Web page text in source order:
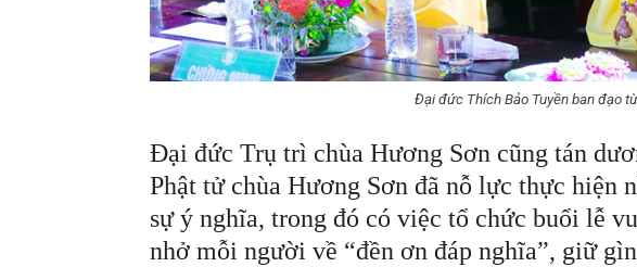
Đại đức Thích Bảo Tuyền ban đạo
Đại đức Trụ trì chùa Hương Sơn cũng tán
Phật tử chùa Hương Sơn đã nỗ lực thực hiện
sự ý nghĩa, trong đó có việc tổ chức buổi lễ
nhở mỗi người về “đền ơn đáp nghĩa”, giữ